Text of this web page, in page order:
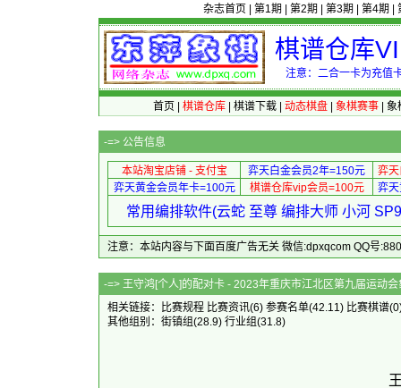
杂志首页 第1期 第2期 第3期 第4期
棋谱仓库
注意：二合一卡为充值
首页 棋谱仓库| 棋谱下载| 动态棋盘| 象棋赛事| 象
-=> 公告信息
本站淘宝店铺 - 支付宝 弈天白金会员2年=150元
弈
弈天黄金会员年卡=100元
棋谱仓库vip会员=100元 弈
常用编排软件(云蛇 至尊 编排大师 小河
注意：本站内容与下面百度广告无关 微信:dpxqcom QQ号
-=> 王守鸿[个人]的配对卡 - 2023年重庆市江
相关链接：
比赛规程 比赛资讯(6) 参赛名单(42.11) 比赛棋谱
其他组别： 街镇组(28.9) 行业组(31.8)